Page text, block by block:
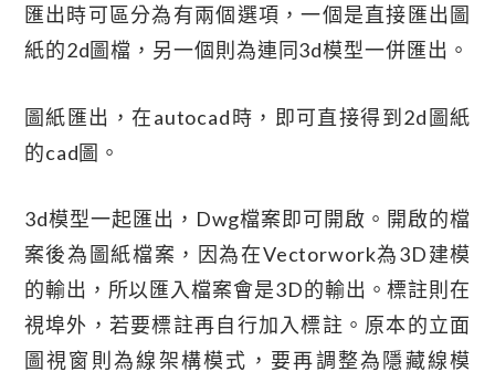
匯出時可區分為有兩個選項，一個是直接匯出圖
紙的2d圖檔，另一個則為連同3d模型一併匯出。
圖紙匯出，在autocad時，即可直接得到2d圖紙
的cad圖。
3d模型一起匯出，dwg檔案即可開啟。開啟的檔
案後為圖紙檔案，因為在vectorwork為3D建模
的輸出，所以匯入檔案會是3D的輸出。標註則在
視埠外，若要標註再自行加入標註。原本的立面
圖視窗則為線架構模式，要再調整為隱藏線模